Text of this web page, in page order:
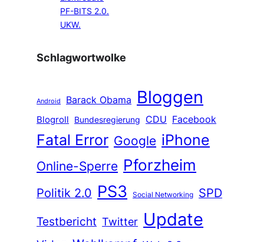
PF-BITS 2.0.
UKW.
Schlagwortwolke
Android Barack Obama Bloggen
Blogroll Bundesregierung CDU Facebook
Fatal Error Google iPhone
Online-Sperre Pforzheim
Politik 2.0 PS3 Social Networking
SPD
Testbericht Twitter Update